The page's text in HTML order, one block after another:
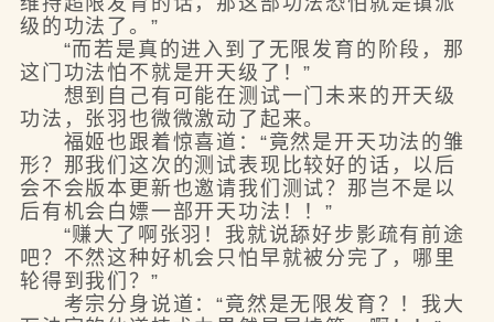
级的功法了。”
“而若是真的进入到了无限发育的阶段，那
这门功法怕不就是开天级了！”
想到自己有可能在测试一门未来的开天级
功法，张羽也微微激动了起来。
福姬也跟着惊喜道：“竟然是开天功法的雏
形？那我们这次的测试表现比较好的话，以后
会不会版本更新也邀请我们测试？那岂不是以
后有机会白嫖一部开天功法！！”
“赚大了啊张羽！我就说舔好步影疏有前途
吧？不然这种好机会只怕早就被分完了，哪里
轮得到我们？”
考宗分身说道：“竟然是无限发育？！我大